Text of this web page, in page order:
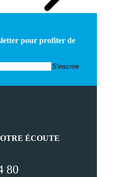
pour profiter de
ÉCOUTE
80